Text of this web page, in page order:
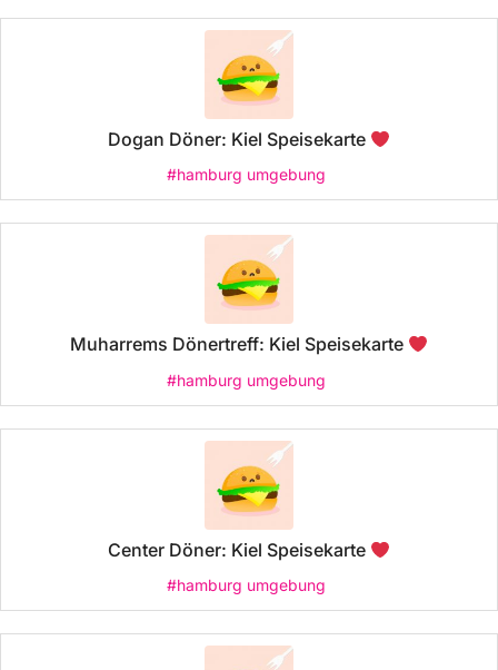
Dogan Döner: Kiel Speisekarte
#hamburg umgebung
Muharrems Dönertreff: Kiel Speisekarte
#hamburg umgebung
Center Döner: Kiel Speisekarte
#hamburg umgebung